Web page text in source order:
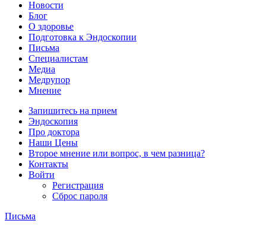
Новости
Блог
О здоровье
Подготовка к Эндоскопии
Письма
Специалистам
Медиа
Медрупор
Мнение
Запишитесь на прием
Эндоскопия
Про доктора
Наши Цены
Второе мнение или вопрос, в чем разница?
Контакты
Войти
Регистрация
Сброс пароля
Письма